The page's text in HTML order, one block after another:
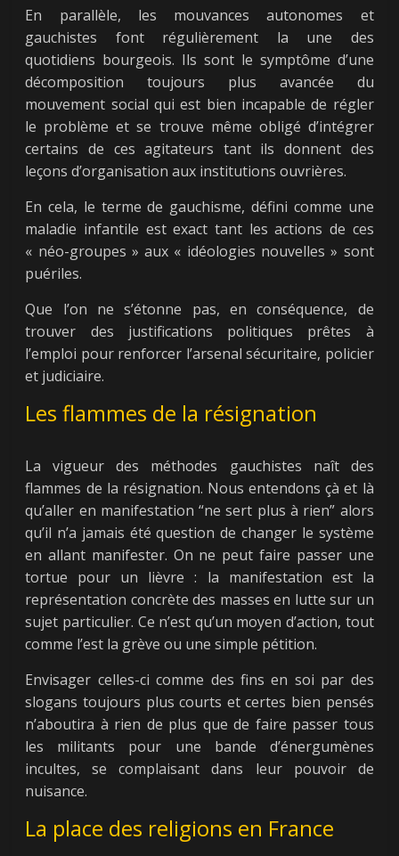
En parallèle, les mouvances autonomes et
gauchistes font régulièrement la une des
quotidiens bourgeois. Ils sont le symptôme d’une
décomposition toujours plus avancée du
mouvement social qui est bien incapable de régler
le problème et se trouve même obligé d’intégrer
certains de ces agitateurs tant ils donnent des
leçons d’organisation aux institutions ouvrières.
En cela, le terme de gauchisme, défini comme une
maladie infantile est exact tant les actions de ces
« néo-groupes » aux « idéologies nouvelles » sont
puériles.
Que l’on ne s’étonne pas, en conséquence, de
trouver des justifications politiques prêtes à
l’emploi pour renforcer l’arsenal sécuritaire, policier
et judiciaire.
Les flammes de la résignation
La vigueur des méthodes gauchistes naît des
flammes de la résignation. Nous entendons çà et là
qu’aller en manifestation “ne sert plus à rien” alors
qu’il n’a jamais été question de changer le système
en allant manifester. On ne peut faire passer une
tortue pour un lièvre : la manifestation est la
représentation concrète des masses en lutte sur un
sujet particulier. Ce n’est qu’un moyen d’action, tout
comme l’est la grève ou une simple pétition.
Envisager celles-ci comme des fins en soi par des
slogans toujours plus courts et certes bien pensés
n’aboutira à rien de plus que de faire passer tous
les militants pour une bande d’énergumènes
incultes, se complaisant dans leur pouvoir de
nuisance.
La place des religions en France